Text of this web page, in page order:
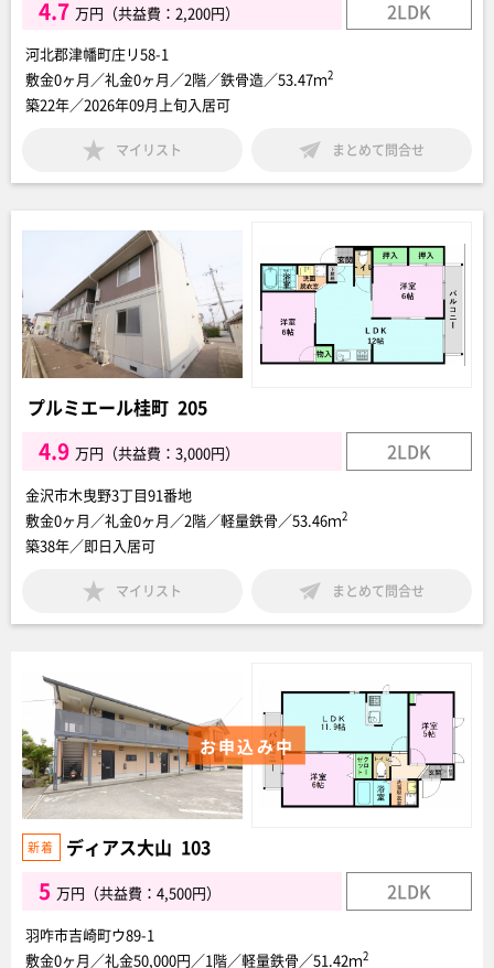
4.7 万円（共益費：2,200円） 2LDK
河北郡津幡町庄リ58-1
敷金0ヶ月／礼金0ヶ月／2階／鉄骨造／53.47ｍ2
築22年／2026年09月上旬入居可
マイリスト まとめて問合せ
プルミエール桂町 205
4.9 万円（共益費：3,000円） 2LDK
金沢市木曳野3丁目91番地
敷金0ヶ月／礼金0ヶ月／2階／軽量鉄骨／53.46ｍ2
築38年／即日入居可
マイリスト まとめて問合せ
お申込み中
ディアス大山 103
5 万円（共益費：4,500円） 2LDK
羽咋市吉崎町ウ89-1
敷金0ヶ月／礼金50,000円／1階／軽量鉄骨／51.42ｍ2